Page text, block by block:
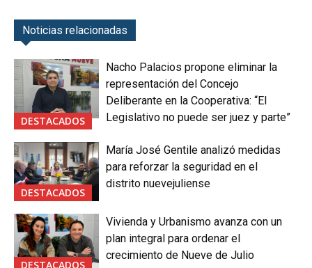
Noticias relacionadas
DESTACADOS
Nacho Palacios propone eliminar la
representación del Concejo
Deliberante en la Cooperativa: “El
Legislativo no puede ser juez y parte”
DESTACADOS
María José Gentile analizó medidas
para reforzar la seguridad en el
distrito nuevejuliense
DESTACADOS
Vivienda y Urbanismo avanza con un
plan integral para ordenar el
crecimiento de Nueve de Julio